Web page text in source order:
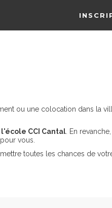
ou une colocation dans la
CCI Cantal . En
vous.
toutes les chances de